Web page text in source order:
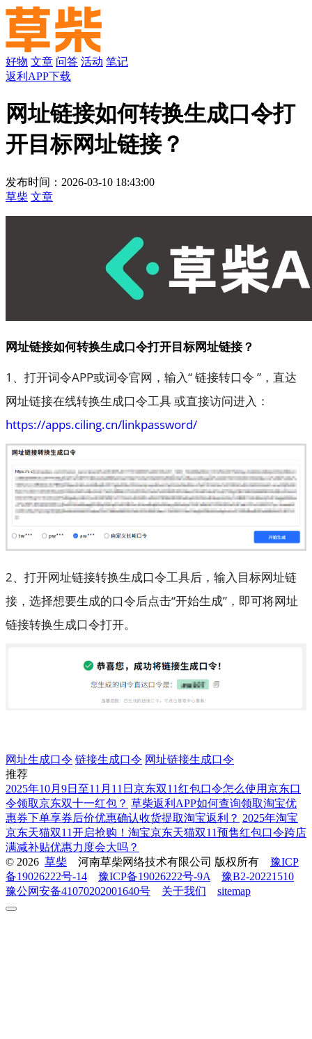
好物 文章 问答 活动 笔记
返利APP下载
网址链接如何转换生成口令打
开目标网址链接？
发布时间：2026-03-10 18:43:00
草柴 文章
网址链接如何转换生成口令打开目标网址链接？
1、打开词令APP或词令官网，输入“ 链接转口令 ”，直达
网址链接在线转换生成口令工具 或直接访问进入：
https://apps.ciling.cn/linkpassword/
2、打开网址链接转换生成口令工具后，输入目标网址链
接，选择想要生成的口令后点击“开始生成”，即可将网址
链接转换生成口令打开。
网址生成口令 链接生成口令 网址链接生成口令
推荐
2025年10月9日至11月11日京东双11红包口令怎么使用京东口
令领取京东双十一红包？ 草柴返利APP如何查询领取淘宝优
惠券下单享券后价优惠确认收货提取淘宝返利？ 2025年淘宝
京东天猫双11开启抢购！淘宝京东天猫双11预售红包口令跨店
满减补贴优惠力度会大吗？
© 2026 草柴 河南草柴网络技术有限公司 版权所有 豫ICP
备19026222号-14
豫ICP备19026222号-9A
豫B2-20221510
豫公网安备41070202001640号
关于我们 sitemap